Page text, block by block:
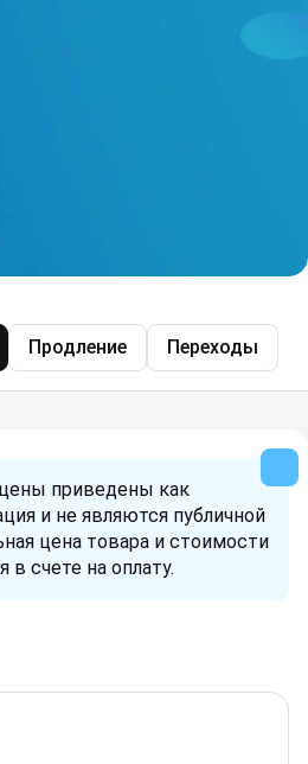
Продление Переходы
приведены как
и не являются публичной
цена товара и стоимости
в счете на оплату.